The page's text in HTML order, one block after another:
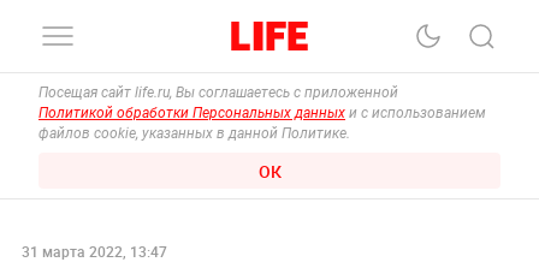
Посещая сайт life.ru, Вы соглашаетесь с приложенной
Политикой обработки Персональных данных и с использованием
файлов cookie, указанных в данной Политике.
ОК
31 марта 2022, 13:47